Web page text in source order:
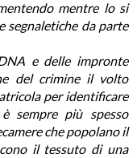
mentre lo si
segnaletiche da parte
e delle impronte
del crimine il volto
per identificare
sempre più spesso
che popolano il
il tessuto di una